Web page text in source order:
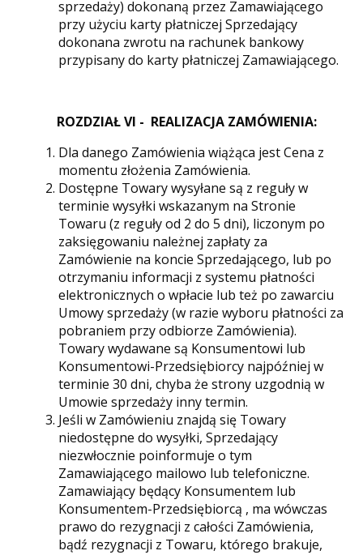
sprzedaży) dokonaną przez Zamawiającego
przy użyciu karty płatniczej Sprzedający
dokonana zwrotu na rachunek bankowy
przypisany do karty płatniczej Zamawiającego.
ROZDZIAŁ VI - REALIZACJA ZAMÓWIENIA:
Dla danego Zamówienia wiążąca jest Cena z
momentu złożenia Zamówienia.
Dostępne Towary wysyłane są z reguły w
terminie wysyłki wskazanym na Stronie
Towaru (z reguły od 2 do 5 dni), liczonym po
zaksięgowaniu należnej zapłaty za
Zamówienie na koncie Sprzedającego, lub po
otrzymaniu informacji z systemu płatności
elektronicznych o wpłacie lub też po zawarciu
Umowy sprzedaży (w razie wyboru płatności za
pobraniem przy odbiorze Zamówienia).
Towary wydawane są Konsumentowi lub
Konsumentowi-Przedsiębiorcy najpóźniej w
terminie 30 dni, chyba że strony uzgodnią w
Umowie sprzedaży inny termin.
Jeśli w Zamówieniu znajdą się Towary
niedostępne do wysyłki, Sprzedający
niezwłocznie poinformuje o tym
Zamawiającego mailowo lub telefoniczne.
Zamawiający będący Konsumentem lub
Konsumentem-Przedsiębiorcą , ma wówczas
prawo do rezygnacji z całości Zamówienia,
bądź rezygnacji z Towaru, którego brakuje,